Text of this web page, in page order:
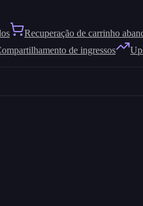
Recuperação de carrinho
de ingressos